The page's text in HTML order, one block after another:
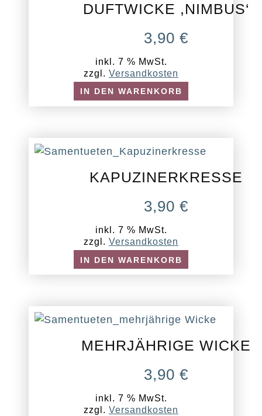
DUFTWICKE ,NIMBUS‘
3,90€
inkl. 7 % MwSt.
zzgl. Versandkosten
IN DEN WARENKORB
KAPUZINERKRESSE
3,90€
inkl. 7 % MwSt.
zzgl. Versandkosten
IN DEN WARENKORB
MEHRJÄHRIGE WICKE
3,90€
inkl. 7 % MwSt.
zzgl. Versandkosten